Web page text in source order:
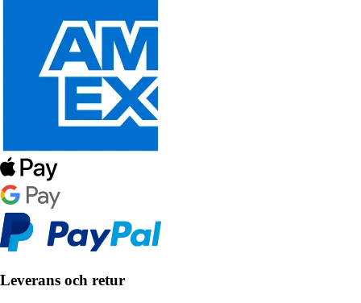
Leverans och retur